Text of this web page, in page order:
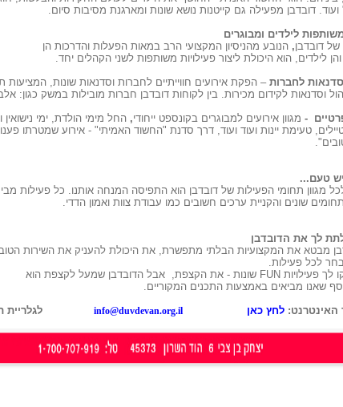
דובדבן מפעילה גם קייטנות נושא שונות ומארגנת מסיבות סיום.
לילדים ומבוגרים
של דובדבן, הנובע מהניסיון המקצועי הרב במאות הפעלות והדרכות הן
לילדים, הוא היכולת ליצור פעילויות משותפות לשני הקהלים יחד.
לחברות– הפקת אירועים חווייתיים לחברות וסדנאות שונות, המציעות
וסדנאות לקידום מכירות. בין לקוחות דובדבן חברות מובילות במשק כגון:
- מגוון אירועים למבוגרים בקונספט ייחודי,החל מימי הולדת, ימי
טעימת יינות ועוד ועוד, דרך סדנת "החשוד האמיתי" - אירוע שמטרתו
טעם...
מגוון תחומי הפעילות של דובדבן הוא התפיסה המנחה אותנו. כל פעילות
שונים והקניית ערכים חשובים כמו עבודת צוות ואמון הדדי.
לך את הדובדבן
מבטא את המקצועיות הבלתי מתפשרת, את היכולת להעניק את השירות הטוב
לכל פעילות.
לך פעילויות FUN שונות - את הקצפת,
אבל הדובדבן שמעל לקצפת הוא
שאנו מביאים באמצעות התכנים המקוריים.
האינטרנט:לחץ כאן info@duvdevan.org.il לגלריית